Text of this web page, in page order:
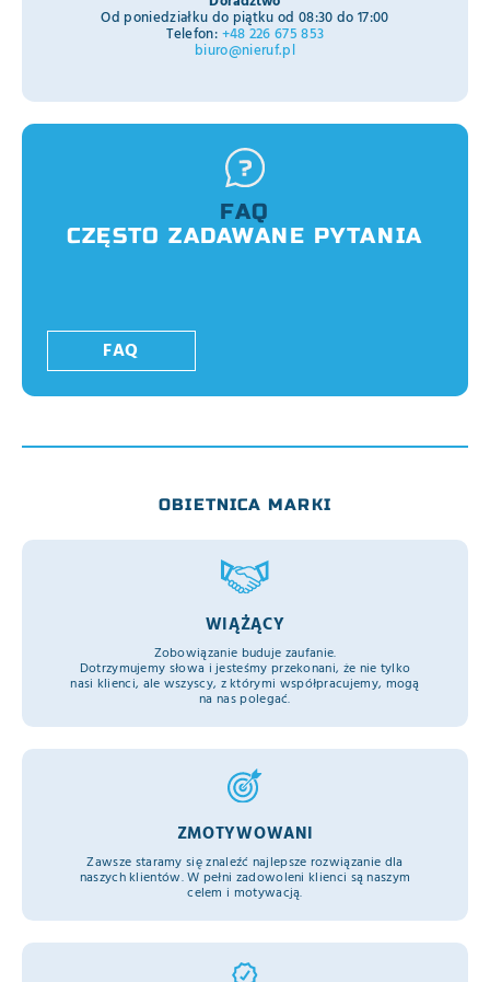
Od poniedziałku do piątku od 08:30 do 17:00
Telefon:+48 226 675 853
biuro@nieruf.pl
FAQ
CZĘSTO ZADAWANE PYTANIA
FAQ
OBIETNICA MARKI
WIĄŻĄCY
Zobowiązanie buduje zaufanie.
Dotrzymujemy słowa i jesteśmy przekonani, że nie tylko
nasi klienci, ale wszyscy, z którymi współpracujemy, mogą
na nas polegać.
ZMOTYWOWANI
Zawsze staramy się znaleźć najlepsze rozwiązanie dla
naszych klientów. W pełni zadowoleni klienci są naszym
celem i motywacją.